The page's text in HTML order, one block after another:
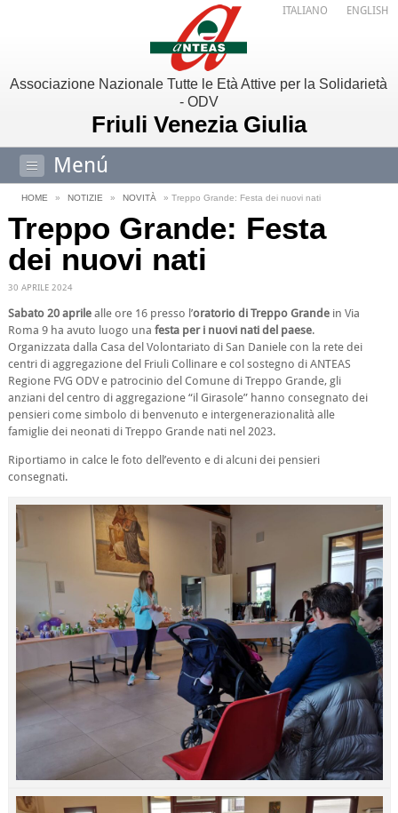
Associazione Nazionale Tutte le Età Attive per la Solidarietà
- ODV
Friuli Venezia Giulia
Menú
ITALIANO ENGLISH
HOME » NOTIZIE » NOVITÀ » Treppo Grande: Festa dei nuovi nati
Treppo Grande: Festa
dei nuovi nati
30 APRILE 2024
Sabato 20 aprilealle ore 16 presso l’oratorio di Treppo Grandein Via
Roma 9 ha avuto luogo una festa per i nuovi nati del paese.
Organizzata dalla Casa del Volontariato di San Daniele con la rete dei
centri di aggregazione del Friuli Collinare e col sostegno di ANTEAS
Regione FVG ODV e patrocinio del Comune di Treppo Grande, gli
anziani del centro di aggregazione “il Girasole” hanno consegnato dei
pensieri come simbolo di benvenuto e intergenerazionalità alle
famiglie dei neonati di Treppo Grande nati nel 2023.
Riportiamo in calce le foto dell’evento e di alcuni dei pensieri
consegnati.